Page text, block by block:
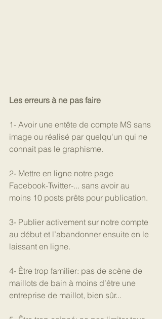
Les erreurs à ne pas faire
1- Avoir une entête de compte MS sans
image ou réalisé par quelqu'un qui ne
connait pas le graphisme.
2- Mettre en ligne notre page
Facebook-Twitter-... sans avoir au
moins 10 posts prêts pour publication.
3- Publier activement sur notre compte
au début et l’abandonner ensuite en le
laissant en ligne.
4- Être trop familier: pas de scène de
maillots de bain à moins d’être une
entreprise de maillot, bien sûr...